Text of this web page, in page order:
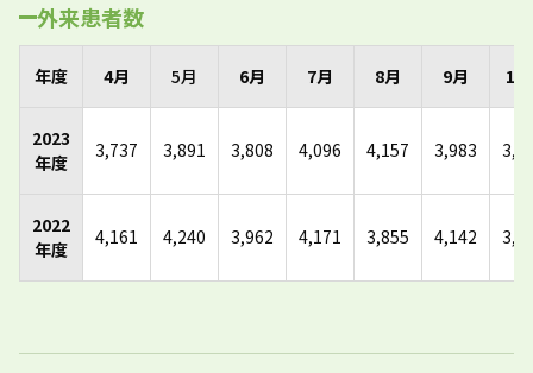
外来患者数
年度 4月 5月 6月 7月 8月 9月 10
2023
年度
3,737 3,891 3,808 4,096 4,157 3,983
2022
年度
4,161 4,240 3,962 4,171 3,855 4,142